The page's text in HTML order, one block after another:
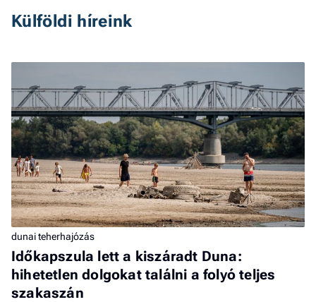
Külföldi híreink
dunai teherhajózás
Időkapszula lett a kiszáradt Duna:
hihetetlen dolgokat találni a folyó teljes
szakaszán